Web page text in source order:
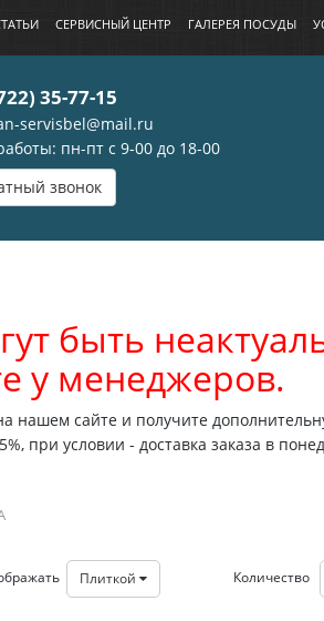
СЕРВИСНЫЙ ЦЕНТР ГАЛЕРЕЯ ПОСУДЫ
35-77-15
servisbel@mail.ru
пн-пт с 9-00 до 18-00
звонок
быть
у менеджеров.
нашем сайте и получите
при условии - доставка заказа в
Плиткой Количество